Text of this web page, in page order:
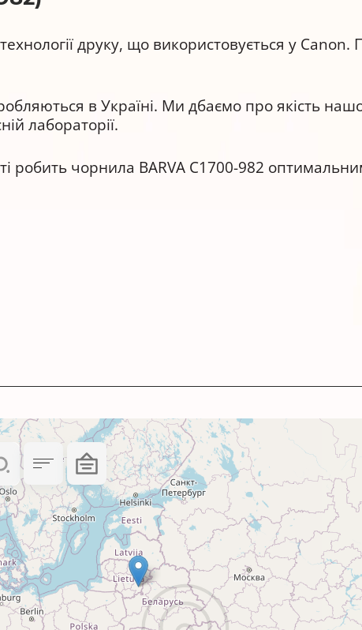
друку, що використовується у
в Україні. Ми дбаємо про якість
лабораторії.
робить чорнила BARVA C1700-982
ISO 14001:2015.
пристрою Canon із даними
або проблем в роботі друкуючого пристрою
сухому місці подалі від прямого